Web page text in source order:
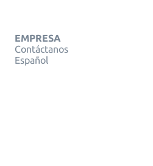
EMPRESA
Contáctanos
Español